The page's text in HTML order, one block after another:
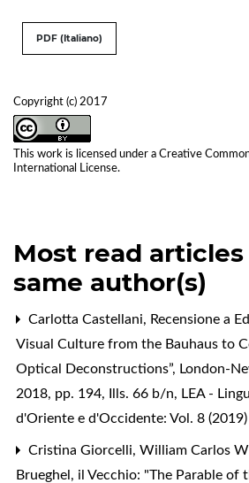
Copyright (c) 2017
This work is licensed under a Creative
International License.
PDF (Italiano)
Most read
same author(s)
Carlotta Castellani, Recensione a
Visual Culture from the Bauhaus to
Optical Deconstructions”, London-
2018, pp. 194, Ills. 66 b/n, LEA -
d'Oriente e d'Occidente: Vol. 8 (2019)
Cristina Giorcelli, William Carlos
Brueghel, il Vecchio: "The Parable of